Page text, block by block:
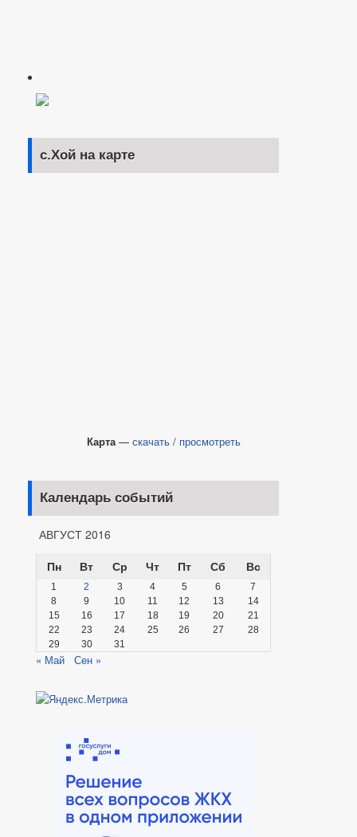
с.Хой на карте
Карта— скачать / просмотреть
Календарь событий
АВГУСТ 2016
Пн
Вт Ср Чт Пт Сб Вс
1 2 3 4 5 6
7
8
9 10 11 12 13
14
15
16 17 18 19 20
21
22
23 24 25 26 27
28
29
30 31
« Май Сен »